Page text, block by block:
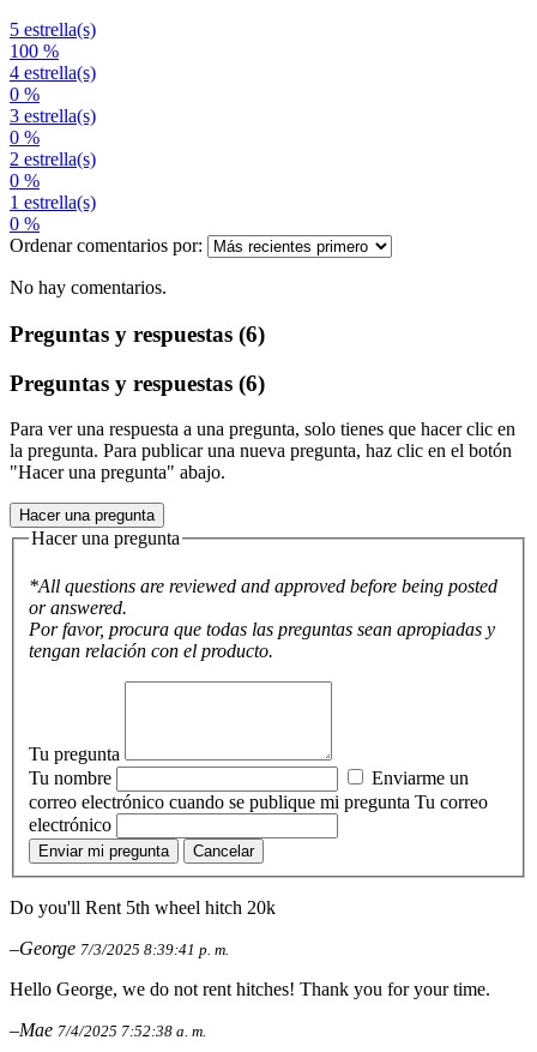
5 estrella(s)
100 %
4 estrella(s)
0 %
3 estrella(s)
0 %
2 estrella(s)
0 %
1 estrella(s)
0 %
Ordenar comentarios por:
No hay comentarios.
Preguntas y respuestas (6)
Preguntas y respuestas (6)
Para ver una respuesta a una pregunta, solo tienes que hacer clic en
la pregunta. Para publicar una nueva pregunta, haz clic en el botón
"Hacer una pregunta" abajo.
Hacer una pregunta
Hacer una pregunta
*All questions are reviewed and approved before being posted
or answered.
Por favor, procura que todas las preguntas sean apropiadas y
tengan relación con el producto.
Tu pregunta
Tu nombre
Enviarme un
correo electrónico cuando se publique mi pregunta Tu correo
electrónico
Enviar mi pregunta Cancelar
Do you'll Rent 5th wheel hitch 20k
–George 7/3/2025 8:39:41 p. m.
Hello George, we do not rent hitches! Thank you for your time.
–Mae 7/4/2025 7:52:38 a. m.